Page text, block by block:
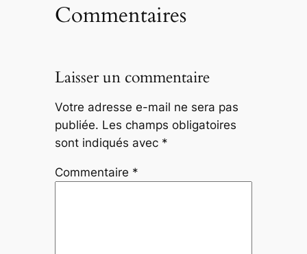
Commentaires
Laisser un commentaire
Votre adresse e-mail ne sera pas
publiée. Les champs obligatoires
sont indiqués avec *
Commentaire *